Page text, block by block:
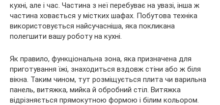
кухні, але і час. Частина з неї перебуває на увазі, інша ж
частина ховається у містких шафах. Побутова техніка
використовується найсучасніша, яка покликана
полегшити вашу роботу на кухні.
Як правило, функціональна зона, яка призначена для
приготування їжі, знаходиться вздовж стіни або ж біля
вікна. Таким чином, тут розміщується плита чи варильна
панель, витяжка, мийка й обробний стіл. Витяжка
відрізняється прямокутною формою і білим кольором.